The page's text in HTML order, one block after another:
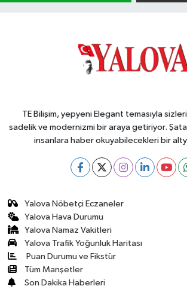
TE Bilişim, yepyeni Elegant temasıyla
sadelik ve modernizmi bir araya getiriyor.
insanlara haber okuyabilecekleri bir
Yalova Nöbetçi Eczaneler
Yalova Hava Durumu
Yalova Namaz Vakitleri
Yalova Trafik Yoğunluk Haritası
Puan Durumu ve Fikstür
Tüm Manşetler
Son Dakika Haberleri